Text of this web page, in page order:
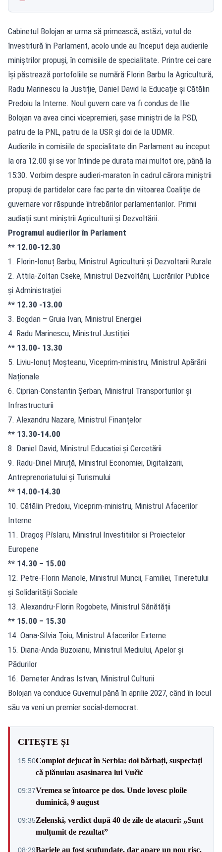
Cabinetul Bolojan ar urma să primească, astăzi, votul de
învestitură în Parlament, acolo unde au început deja audierile
miniștrilor propuși, în comisiile de specialitate. Printre cei care
își păstrează portofoliile se numără Florin Barbu la Agricultură,
Radu Marinescu la Justiție, Daniel David la Educație și Cătălin
Predoiu la Interne. Noul guvern care va fi condus de Ilie
Bolojan va avea cinci vicepremieri, șase miniștri de la PSD,
patru de la PNL, patru de la USR și doi de la UDMR.
Audierile în comisiile de specialitate din Parlament au început
la ora 12.00 și se vor întinde pe durata mai multot ore, până la
15:30. Vorbim despre audieri-maraton în cadrul cărora miniștrii
propuși de partidelor care fac parte din viitoarea Coaliție de
guvernare vor răspunde întrebărilor parlamentarilor. Primii
audiații sunt miniștrii Agriculturii și Dezvoltării.
Programul audierilor în Parlament
** 12.00-12.30
1. Florin-Ionuț Barbu, Ministrul Agriculturii și Dezvoltarii Rurale
2. Attila-Zoltan Cseke, Ministrul Dezvoltării, Lucrărilor Publice
și Administrației
** 12.30 -13.00
3. Bogdan – Gruia Ivan, Ministrul Energiei
4. Radu Marinescu, Ministrul Justiției
** 13.00- 13.30
5. Liviu-Ionuț Moșteanu, Viceprim-ministru, Ministrul Apărării
Naționale
6. Ciprian-Constantin Șerban, Ministrul Transporturilor și
Infrastructurii
7. Alexandru Nazare, Ministrul Finanțelor
** 13.30-14.00
8. Daniel David, Ministrul Educatiei și Cercetării
9. Radu-Dinel Miruță, Ministrul Economiei, Digitalizarii,
Antreprenoriatului și Turismului
** 14.00-14.30
10. Cătălin Predoiu, Viceprim-ministru, Ministrul Afacerilor
Interne
11. Dragoș Pîslaru, Ministrul Investitiilor si Proiectelor
Europene
** 14.30 – 15.00
12. Petre-Florin Manole, Ministrul Muncii, Familiei, Tineretului
și Solidarității Sociale
13. Alexandru-Florin Rogobete, Ministrul Sănătății
** 15.00 – 15.30
14. Oana-Silvia Țoiu, Ministrul Afacerilor Externe
15. Diana-Anda Buzoianu, Ministrul Mediului, Apelor și
Pădurilor
16. Demeter Andras Istvan, Ministrul Culturii
Bolojan va conduce Guvernul până în aprilie 2027, când în locul
său va veni un premier social-democrat.
CITEȘTE ȘI
15:50Complot dejucat în Serbia: doi bărbați, suspectați
că plănuiau asasinarea lui Vučić
09:37Vremea se întoarce pe dos. Unde lovesc ploile
duminică, 9 august
09:35Zelenski, verdict după 40 de zile de atacuri: „Sunt
mulțumit de rezultat”
08:29Barjele au fost scufundate, dar apare un nou risc.